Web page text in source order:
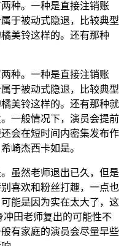
种。一种是直接注销账
于被动式隐退，比较典型
美铃这样的。还有那种
种。一种是直接注销账
于被动式隐退，比较典型
美铃这样的。还有那种就
一般情况下，演员会提前
会在短时间内密集发布作
崎杰西卡如是。
虽然老师退出已久，但是
喜欢和粉丝打趣，一点也
能是因为实在太大了，这
田老师复出的可能性不
有家庭的演员会尽量早些